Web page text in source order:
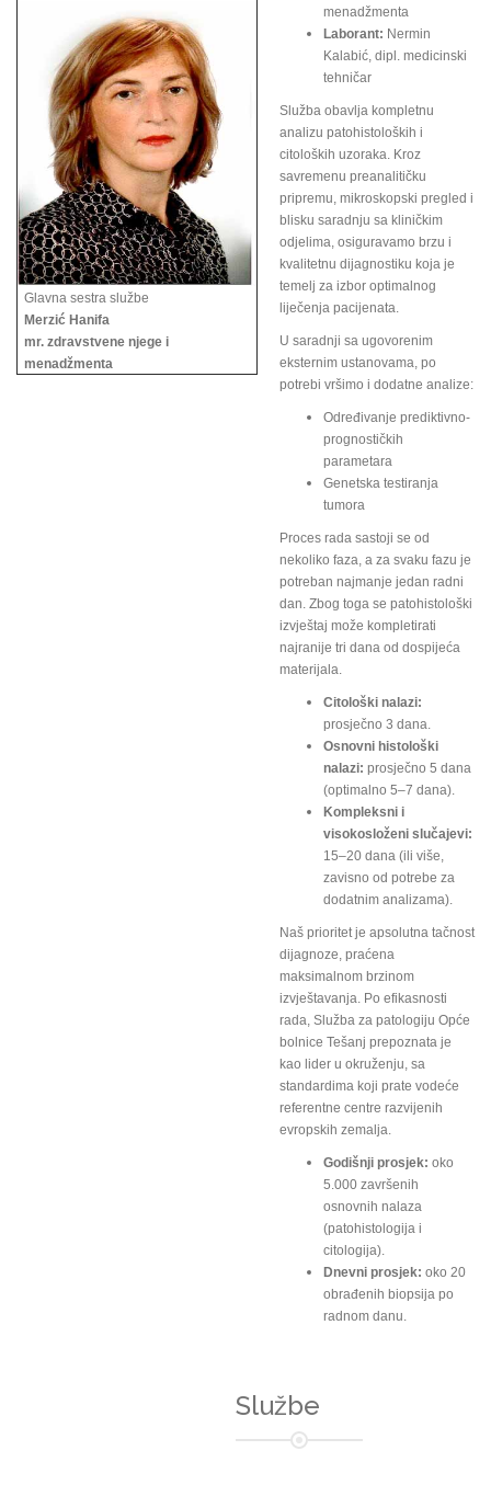
Glavna sestra službe
Merzić Hanifa
mr. zdravstvene njege i
menadžmenta
menadžmenta
Laborant: Nermin
Kalabić, dipl. medicinski
tehničar
Služba obavlja kompletnu
analizu patohistoloških i
citoloških uzoraka. Kroz
savremenu preanalitičku
pripremu, mikroskopski pregled i
blisku saradnju sa kliničkim
odjelima, osiguravamo brzu i
kvalitetnu dijagnostiku koja je
temelj za izbor optimalnog
liječenja pacijenata.
U saradnji sa ugovorenim
eksternim ustanovama, po
potrebi vršimo i dodatne analize:
Određivanje prediktivno-
prognostičkih
parametara
Genetska testiranja
tumora
Proces rada sastoji se od
nekoliko faza, a za svaku fazu je
potreban najmanje jedan radni
dan. Zbog toga se patohistološki
izvještaj može kompletirati
najranije tri dana od dospijeća
materijala.
Citološki nalazi:
prosječno 3 dana.
Osnovni histološki
nalazi: prosječno 5 dana
(optimalno 5–7 dana).
Kompleksni i
visokosloženi slučajevi:
15–20 dana (ili više,
zavisno od potrebe za
dodatnim analizama).
Naš prioritet je apsolutna tačnost
dijagnoze, praćena
maksimalnom brzinom
izvještavanja. Po efikasnosti
rada, Služba za patologiju Opće
bolnice Tešanj prepoznata je
kao lider u okruženju, sa
standardima koji prate vodeće
referentne centre razvijenih
evropskih zemalja.
Godišnji prosjek: oko
5.000 završenih
osnovnih nalaza
(patohistologija i
citologija).
Dnevni prosjek: oko 20
obrađenih biopsija po
radnom danu.
Službe